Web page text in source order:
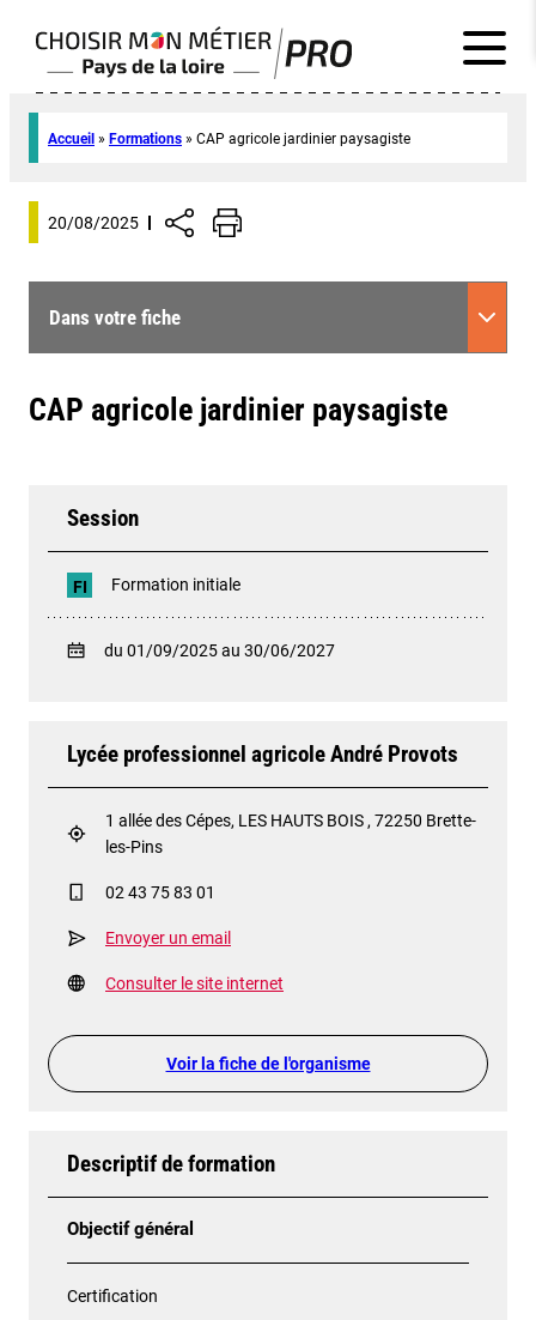
Accueil » Formations » CAP agricole jardinier paysagiste
20/08/2025
Dans votre fiche
CAP agricole jardinier paysagiste
Session
FI Formation initiale
du 01/09/2025 au 30/06/2027
Lycée professionnel agricole André Provots
1 allée des Cépes, LES HAUTS BOIS , 72250 Brette-
les-Pins
02 43 75 83 01
Envoyer un email
Consulter le site internet
Voir la fiche de l'organisme
Descriptif de formation
Objectif général
Certification